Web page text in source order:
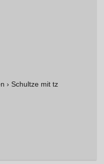
› Schultze mit tz